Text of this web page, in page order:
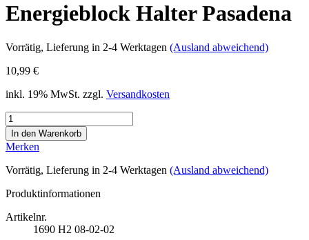
Energieblock Halter Pasadena
Vorrätig, Lieferung in 2-4 Werktagen (Ausland abweichend)
10,99 €
inkl. 19% MwSt. zzgl. Versandkosten
Merken
Vorrätig, Lieferung in 2-4 Werktagen (Ausland abweichend)
Produktinformationen
Artikelnr.
1690 H2 08-02-02